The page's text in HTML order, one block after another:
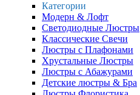
Категории
Модерн & Лофт
Светодиодные Люстры
Классические Свечи
Люстры с Плафонами
Хрустальные Люстры
Люстры с Абажурами
Детские люстры & Бра